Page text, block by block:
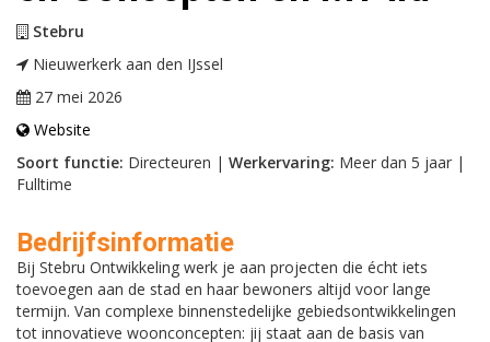
Stebru
Nieuwerkerk aan den IJssel
27 mei 2026
Website
Soort functie: Directeuren | Werkervaring: Meer dan 5 jaar |
Fulltime
Bedrijfsinformatie
Bij Stebru Ontwikkeling werk je aan projecten die écht iets
toevoegen aan de stad en haar bewoners altijd voor lange
termijn. Van complexe binnenstedelijke gebiedsontwikkelingen
tot innovatieve woonconcepten: jij staat aan de basis van